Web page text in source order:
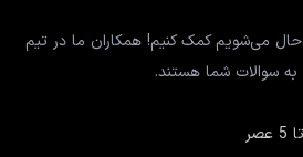
می‌شویم کمک کنیم! همکاران ما در تیم
به سوالات شما هستند.